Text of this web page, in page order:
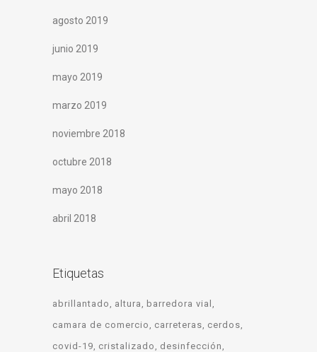
agosto 2019
junio 2019
mayo 2019
marzo 2019
noviembre 2018
octubre 2018
mayo 2018
abril 2018
Etiquetas
abrillantado altura
barredora vial
camara de comercio
carreteras cerdos
covid-19 cristalizado
desinfección